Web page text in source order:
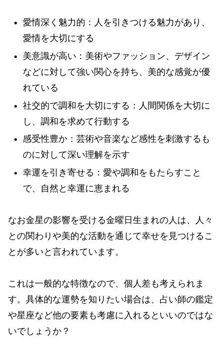
愛情深く魅力的：人を引きつける魅力があり、
愛情を大切にする
美意識が高い：美術やファッション、デザイン
などに対して強い関心を持ち、美的な感覚が優
れている
社交的で調和を大切にする：人間関係を大切に
し、調和を求めて行動する
感受性豊か：芸術や音楽など感性を刺激するも
のに対して深い理解を示す
幸運を引き寄せる：愛や調和をもたらすこと
で、自然と幸運に恵まれる
なお金星の影響を受ける金曜日生まれの人は、人々
との関わりや美的な活動を通じて幸せを見つけるこ
とが多いと言われています。
これは一般的な特徴なので、個人差も考えられま
す。具体的な運勢を知りたい場合は、占い師の鑑定
や星座など他の要素も考慮に入れるといいのではな
いでしょうか？